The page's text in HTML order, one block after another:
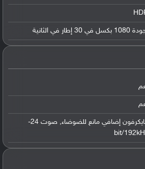
في 30 إطار في الثانية
مايكرفون إضافي مانع للضوضاء, صوت 24-
bit/